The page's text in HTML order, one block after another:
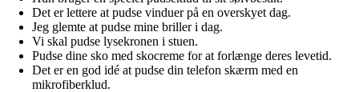
Det er lettere at pudse vinduer på en overskyet dag.
Jeg glemte at pudse mine briller i dag.
Vi skal pudse lysekronen i stuen.
Pudse dine sko med skocreme for at forlænge deres levetid.
Det er en god idé at pudse din telefon skærm med en
mikrofiberklud.